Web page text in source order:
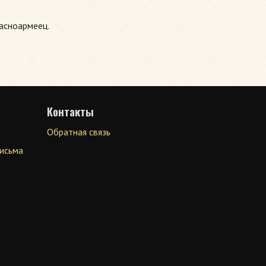
Контакты
Обратная связь